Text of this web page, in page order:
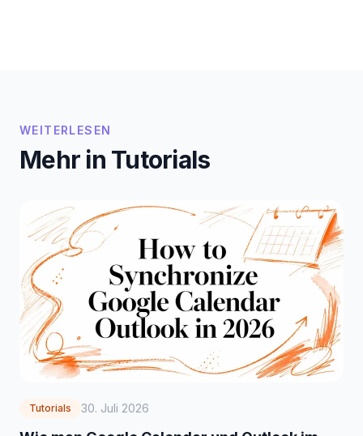
WEITERLESEN
Mehr in Tutorials
Tutorials 30. Juli 2026